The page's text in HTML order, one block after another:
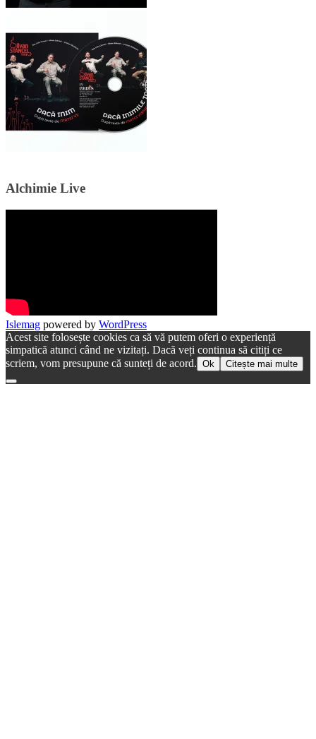
Alchimie Live
Islemag powered by WordPress
Acest site folosește cookies ca să vă putem oferi o experiență
simpatică atunci când ne vizitați. Dacă veți continua să citiți ce
scriem, vom presupune că sunteți de acord. Ok Citește mai multe